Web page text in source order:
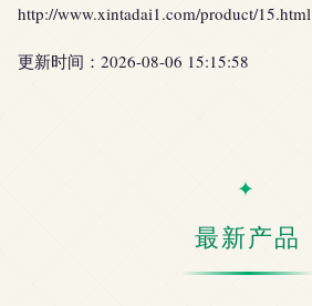
http://www.xintadai1.com/product/15.html
更新时间：2026-08-06 15:15:58
最新产品